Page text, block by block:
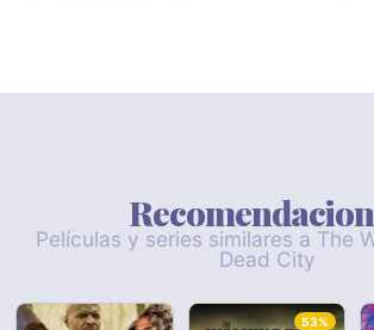
Películas y series similares a The
Dead City
53%